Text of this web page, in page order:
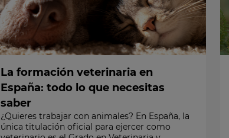
La formación veterinaria en
España: todo lo que necesitas
saber
¿Quieres trabajar con animales? En España, la
única titulación oficial para ejercer como